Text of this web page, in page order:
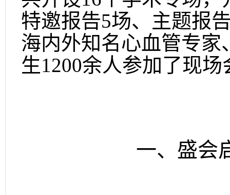
特邀报告5场、主题报
海内外知名心血管专
生1200余人参加了现场
一、盛会